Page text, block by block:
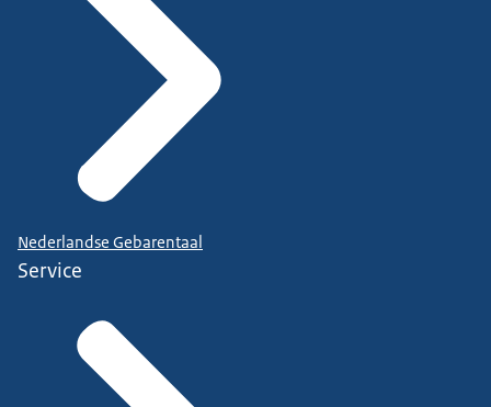
Nederlandse Gebarentaal
Service